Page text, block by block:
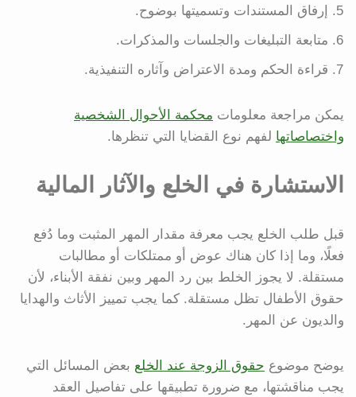
إرفاق المستندات وتسميتها بوضوح.
متابعة التبليغات والجلسات والمذكرات.
قراءة الحكم ومدة الاعتراض وآثاره التنفيذية.
يمكن مراجعة معلومات محكمة الأحوال الشخصية
واختصاصاتها لفهم نوع القضايا التي تنظرها.
الاستشارة في الخلع والآثار المالية
قبل طلب الخلع يجب معرفة مقدار المهر المثبت وما دُفع
فعلًا، وما إذا كان هناك عوض أو ممتلكات أو مطالبات
مستقلة. لا يجوز الخلط بين رد المهر وبين نفقة الأبناء، لأن
حقوق الأطفال تظل مستقلة. كما يجب تمييز الأثاث والهدايا
والديون عن المهر.
يوضح موضوع حقوق الزوجة عند الخلع بعض المسائل التي
يجب مناقشتها، مع ضرورة تطبيقها على تفاصيل العقد